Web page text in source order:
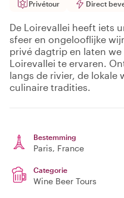
Privétour Direct
De Loirevallei heeft iets
sfeer en ongelooflijke
privé dagtrip en laten
Loirevallei te ervaren.
langs de rivier, de
culinaire tradities.
Bestemming
Paris, France
Categorie
Wine Beer Tours